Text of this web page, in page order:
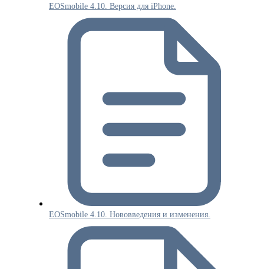
EOSmobile 4.10. Версия для iPhone.
EOSmobile 4.10. Нововведения и изменения.